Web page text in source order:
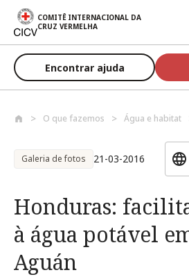
Passar para o conteúdo principal
COMITÊ INTERNACIONAL DA
CRUZ VERMELHA
Encontrar ajuda
O que fazemos Água e habitat
Galeria de fotos 21-03-2016
Honduras:
à água potável
Aguán